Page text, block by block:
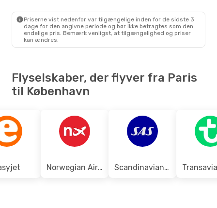
Priserne vist nedenfor var tilgængelige inden for de sidste 3
dage for den angivne periode og bør ikke betragtes som den
endelige pris. Bemærk venligst, at tilgængelighed og priser
kan ændres.
Flyselskaber, der flyver fra Paris
til København
Norwegian Air Shuttle Scandinavian Airlines